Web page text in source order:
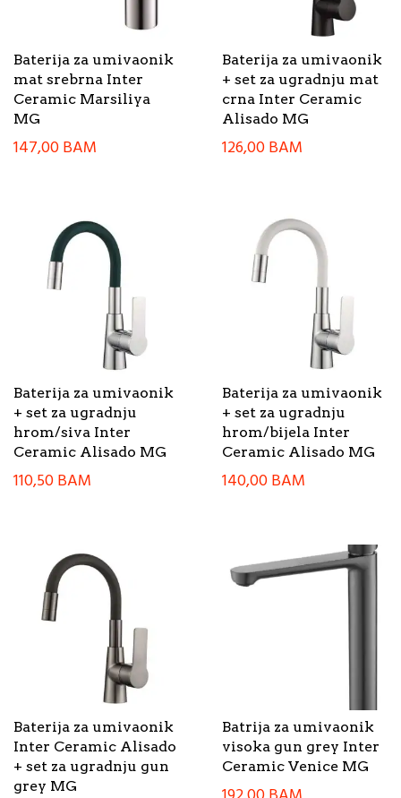
Baterija za umivaonik
mat srebrna Inter
Ceramic Marsiliya
MG
147,00BAM
Baterija za umivaonik
+ set za ugradnju mat
crna Inter Ceramic
Alisado MG
126,00BAM
Baterija za umivaonik
+ set za ugradnju
hrom/siva Inter
Ceramic Alisado MG
110,50BAM
Baterija za umivaonik
+ set za ugradnju
hrom/bijela Inter
Ceramic Alisado MG
140,00BAM
Baterija za umivaonik
Inter Ceramic Alisado
+ set za ugradnju gun
grey MG
Batrija za umivaonik
visoka gun grey Inter
Ceramic Venice MG